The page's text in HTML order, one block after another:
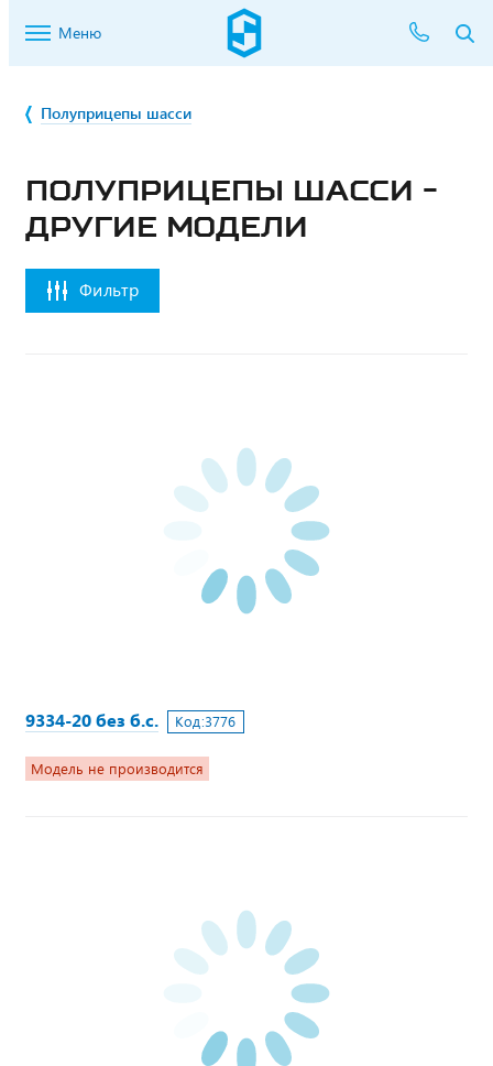
Меню
Полуприцепы шасси
ПОЛУПРИЦЕПЫ ШАССИ -
ДРУГИЕ МОДЕЛИ
Фильтр
9334-20 без б.с. Код:3776
Модель не производится